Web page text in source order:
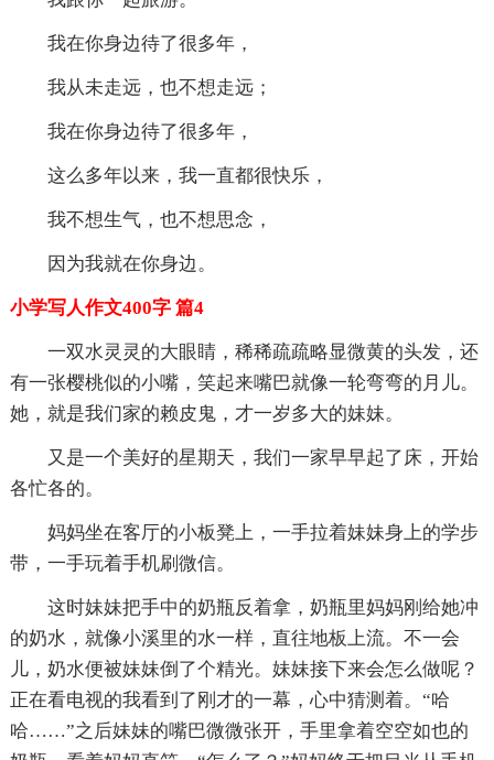
我在你身边待了很多年，
我从未走远，也不想走远；
我在你身边待了很多年，
这么多年以来，我一直都很快乐，
我不想生气，也不想思念，
因为我就在你身边。
小学写人作文400字 篇4
一双水灵灵的大眼睛，稀稀疏疏略显微黄的头发，还
有一张樱桃似的小嘴，笑起来嘴巴就像一轮弯弯的月儿。
她，就是我们家的赖皮鬼，才一岁多大的妹妹。
又是一个美好的星期天，我们一家早早起了床，开始
各忙各的。
妈妈坐在客厅的小板凳上，一手拉着妹妹身上的学步
带，一手玩着手机刷微信。
这时妹妹把手中的奶瓶反着拿，奶瓶里妈妈刚给她冲
的奶水，就像小溪里的水一样，直往地板上流。不一会
儿，奶水便被妹妹倒了个精光。妹妹接下来会怎么做呢？
正在看电视的我看到了刚才的一幕，心中猜测着。“哈
哈……”之后妹妹的嘴巴微微张开，手里拿着空空如也的